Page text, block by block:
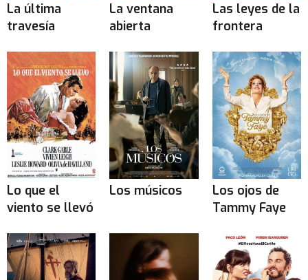
La última
travesía
La ventana
abierta
Las leyes de la
frontera
Lo que el
viento se llevó
Los músicos
Los ojos de
Tammy Faye